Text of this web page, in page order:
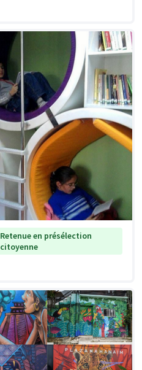
Retenue en présélection
citoyenne